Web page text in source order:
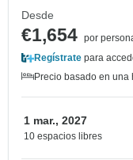
Desde
€1,654 por
Regístrate para
Precio basado en
1 mar., 2027
10 espacios libres